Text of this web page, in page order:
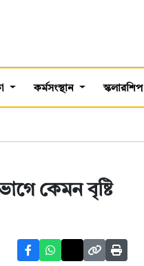
কর্মসংস্থান স্কলারশিপ
কেমন বৃষ্টি